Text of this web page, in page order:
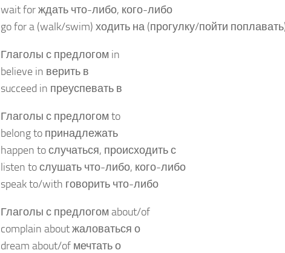
wait for ждать что-либо, кого-либо
go for a (walk/swim) ходить на (прогулку/пойти
Глаголы с предлогом in
believe in верить в
succeed in преуспевать в
Глаголы с предлогом to
belong to принадлежать
happen to случаться, происходить с
listen to слушать что-либо, кого-либо
speak to/with говорить что-либо
Глаголы с предлогом about/of
complain about жаловаться о
dream about/of мечтать о